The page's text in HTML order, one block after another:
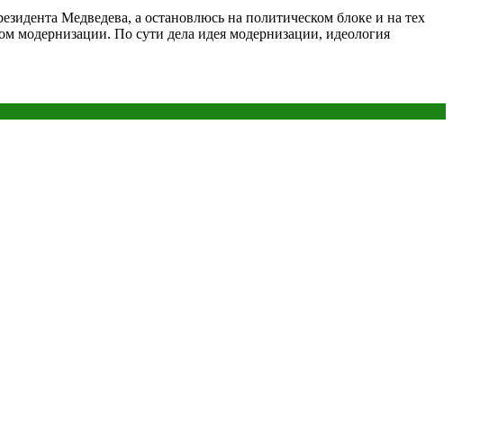
Медведева, а остановлюсь на политическом блоке и на тех
модернизации. По сути дела идея модернизации, идеология